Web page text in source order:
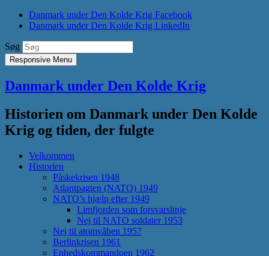
Danmark under Den Kolde Krig Facebook
Danmark under Den Kolde Krig LinkedIn
Søg
Responsive Menu
Danmark under Den Kolde Krig
Historien om Danmark under Den Kolde
Krig og tiden, der fulgte
Velkommen
Historien
Påskekrisen 1948
Atlantpagten (NATO) 1949
NATO’s hjælp efter 1949
Limfjorden som forsvarslinje
Nej til NATO soldater 1953
Nej til atomvåben 1957
Berlinkrisen 1961
Enhedskommandoen 1962